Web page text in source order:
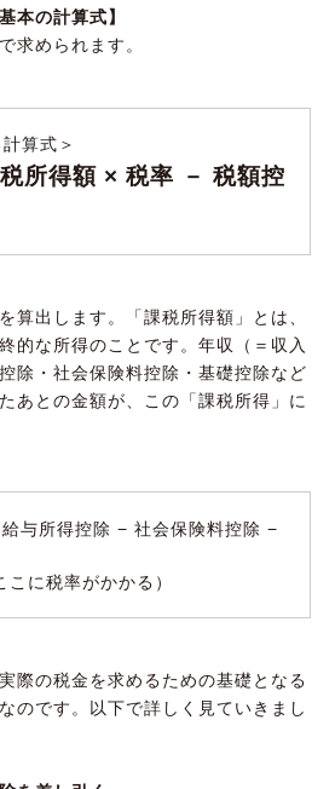
本の計算式】
求められます。
算式＞
所得額 × 税率 － 税額控
算出します。「課税所得額」とは、
的な所得のことです。年収（＝収入
除・社会保険料控除・基礎控除など
あとの金額が、この「課税所得」に
与所得控除 − 社会保険料控除 −
に税率がかかる）
際の税金を求めるための基礎となる
のです。以下で詳しく見ていきまし